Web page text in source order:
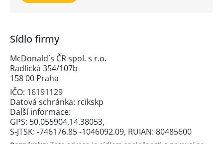
Sídlo firmy
McDonald`s ČR spol. s r.o.
Radlická 354/107b
158 00 Praha
IČO: 16191129
Datová schránka: rcikskp
Další informace:
GPS: 50.055904,14.38053,
S-JTSK: -746176.85 -1046092.09, RUIAN: 80485600